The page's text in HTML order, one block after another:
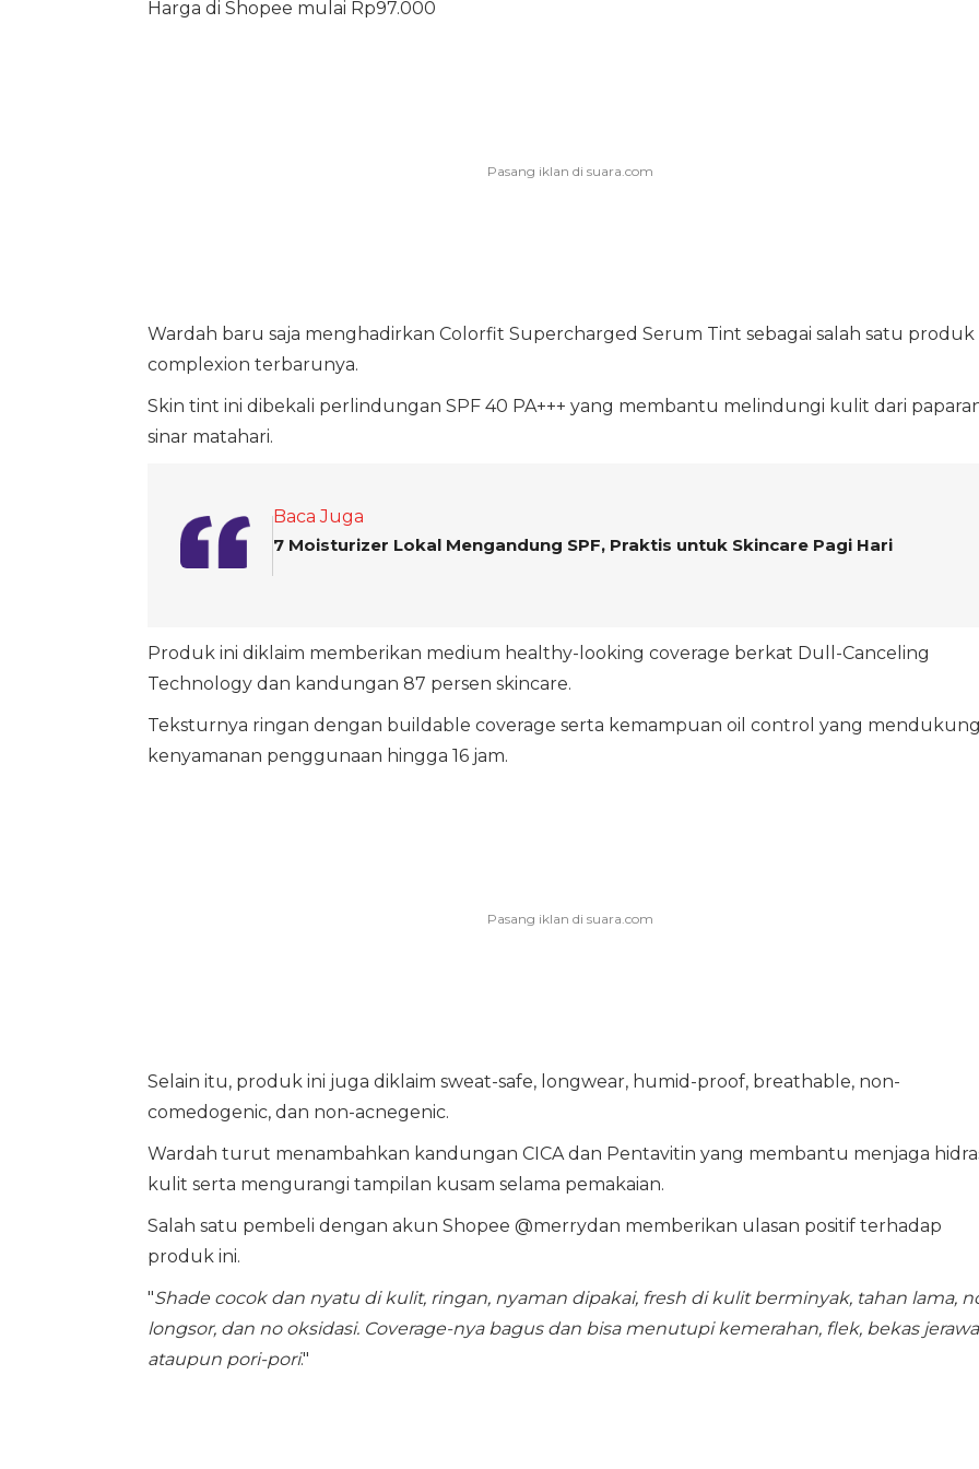
Harga di Shopee mulai Rp97.000
Wardah baru saja menghadirkan Colorfit Supercharged Serum Tint sebagai salah satu produk
complexion terbarunya.
Skin tint ini dibekali perlindungan SPF 40 PA+++ yang membantu melindungi kulit dari
sinar matahari.
Baca Juga
7 Moisturizer Lokal Mengandung SPF, Praktis untuk Skincare Pagi Hari
Produk ini diklaim memberikan medium healthy-looking coverage berkat Dull-Canceling
Technology dan kandungan 87 persen skincare.
Teksturnya ringan dengan buildable coverage serta kemampuan oil control yang
kenyamanan penggunaan hingga 16 jam.
Selain itu, produk ini juga diklaim sweat-safe, longwear, humid-proof, breathable, non-
comedogenic, dan non-acnegenic.
Wardah turut menambahkan kandungan CICA dan Pentavitin yang membantu menjaga
kulit serta mengurangi tampilan kusam selama pemakaian.
Salah satu pembeli dengan akun Shopee @merrydan memberikan ulasan positif terhadap
produk ini.
"Shade cocok dan nyatu di kulit, ringan, nyaman dipakai, fresh di kulit berminyak, tahan lama,
longsor, dan no oksidasi. Coverage-nya bagus dan bisa menutupi kemerahan, flek, bekas
ataupun pori-pori."